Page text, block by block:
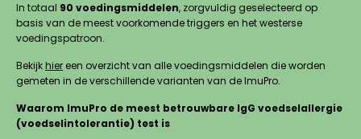
In totaal 90 voedingsmiddelen, zorgvuldig geselecteerd op
basis van de meest voorkomende triggers en het westerse
voedingspatroon.
Bekijkhiereen overzicht van alle voedingsmiddelen die worden
gemeten in de verschillende varianten van de ImuPro.
Waarom ImuPro de meest betrouwbare IgG voedselallergie
(voedselintolerantie) test is